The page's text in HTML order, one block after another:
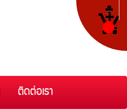
ติดต่อเรา